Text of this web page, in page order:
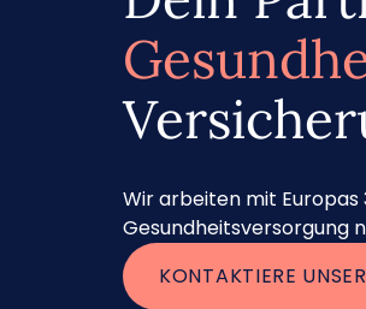
Wir arbeiten mit
Gesundheitsversorgung
KONTAKTIERE